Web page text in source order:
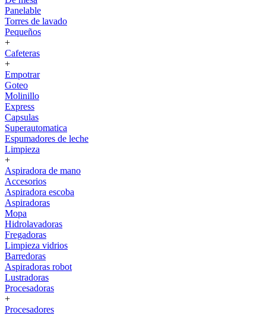
Panelable
Torres de lavado
Pequeños
+
Cafeteras
+
Empotrar
Goteo
Molinillo
Express
Capsulas
Superautomatica
Espumadores de leche
Limpieza
+
Aspiradora de mano
Accesorios
Aspiradora escoba
Aspiradoras
Mopa
Hidrolavadoras
Fregadoras
Limpieza vidrios
Barredoras
Aspiradoras robot
Lustradoras
Procesadoras
+
Procesadores